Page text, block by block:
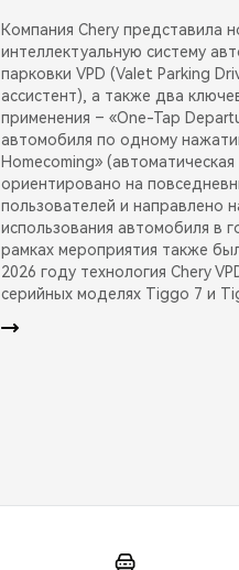
Компания Chery представила
интеллектуальную систему
парковки VPD (Valet Parking
ассистент), а также два
применения – «One-Tap
автомобиля по одному
Homecoming»
ориентировано на
пользователей и направлено
использования автомобиля в
рамках мероприятия также
2026 году технология Chery
серийных моделях Tiggo 7 и